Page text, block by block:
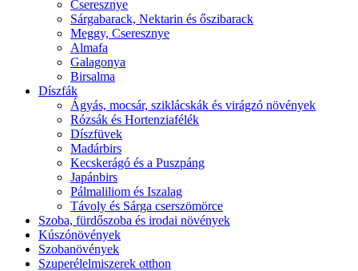
Cseresznye
Sárgabarack, Nektarin és őszibarack
Meggy, Cseresznye
Almafa
Galagonya
Birsalma
Díszfák
Ágyás, mocsár, sziklácskák és virágzó növények
Rózsák és Hortenziafélék
Díszfüvek
Madárbirs
Kecskerágó és a Puszpáng
Japánbirs
Pálmaliliom és Iszalag
Távoly és Sárga cserszömörce
Szoba, fürdőszoba és irodai növények
Kúszónövények
Szobanövények
Szuperélelmiszerek otthon